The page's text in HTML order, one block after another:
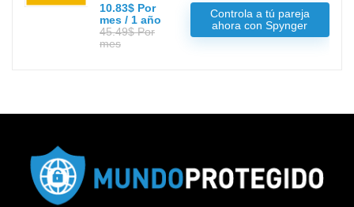
10.83$ Por
mes / 1 año
45.49$ Por
mes
Controla a tú pareja
ahora con Spynger